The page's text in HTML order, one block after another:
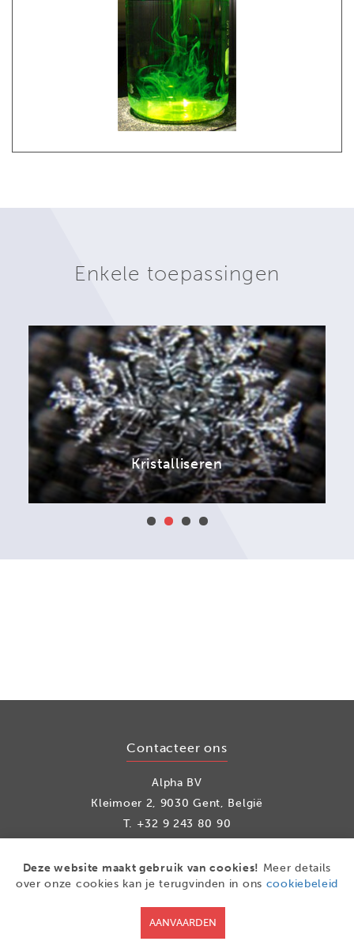
Enkele toepassingen
Kristalliseren
Contacteer ons
Alpha BV
Kleimoer 2, 9030 Gent, België
T. +32 9 243 80 90
FacebookLinkedInYoutube
Deze website maakt gebruik van cookies! Meer details
over onze cookies kan je terugvinden in ons cookiebeleid
AANVAARDEN